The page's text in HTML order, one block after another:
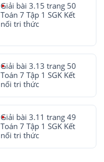
Giải bài 3.15 trang 50
Toán 7 Tập 1 SGK Kết
nối tri thức
Giải bài 3.13 trang 50
Toán 7 Tập 1 SGK Kết
nối tri thức
Giải bài 3.11 trang 49
Toán 7 Tập 1 SGK Kết
nối tri thức